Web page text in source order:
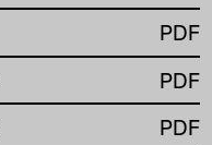
PDF
PDF
PDF